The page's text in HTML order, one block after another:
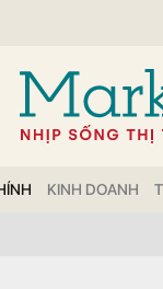
KINH DOANH
luận